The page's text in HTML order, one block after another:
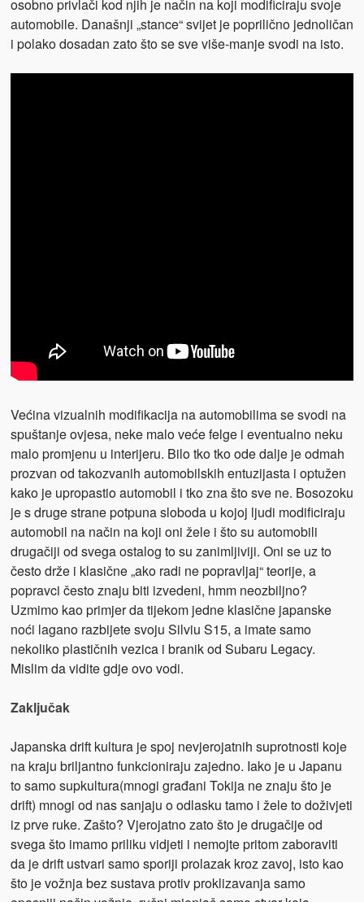
osobno privlači kod njih je način na koji modificiraju svoje
automobile. Današnji „stance“ svijet je poprilično jednoličan
i polako dosadan zato što se sve više-manje svodi na isto.
Većina vizualnih modifikacija na automobilima se svodi na
spuštanje ovjesa, neke malo veće felge i eventualno neku
malo promjenu u interijeru. Bilo tko tko ode dalje je odmah
prozvan od takozvanih automobilskih entuzijasta i optužen
kako je upropastio automobil i tko zna što sve ne. Bosozoku
je s druge strane potpuna sloboda u kojoj ljudi modificiraju
automobil na način na koji oni žele i što su automobili
drugačiji od svega ostalog to su zanimljiviji. Oni se uz to
često drže i klasične „ako radi ne popravljaj“ teorije, a
popravci često znaju biti izvedeni, hmm neozbiljno?
Uzmimo kao primjer da tijekom jedne klasične japanske
noći lagano razbijete svoju Silviu S15, a imate samo
nekoliko plastičnih vezica i branik od Subaru Legacy.
Mislim da vidite gdje ovo vodi.
Zaključak
Japanska drift kultura je spoj nevjerojatnih suprotnosti koje
na kraju briljantno funkcioniraju zajedno. Iako je u Japanu
to samo supkultura(mnogi građani Tokija ne znaju što je
drift) mnogi od nas sanjaju o odlasku tamo i žele to doživjeti
iz prve ruke. Zašto? Vjerojatno zato što je drugačije od
svega što imamo priliku vidjeti i nemojte pritom zaboraviti
da je drift ustvari samo sporiji prolazak kroz zavoj, isto kao
što je vožnja bez sustava protiv proklizavanja samo